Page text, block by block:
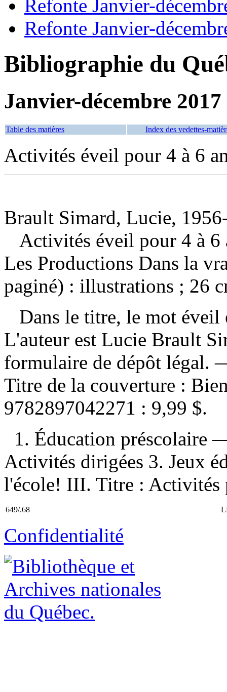
Refonte Janvier-
Refonte Janvier-
Bibliographie du
Janvier-décembre 2017
Table des matières Index des vedettes-
Activités éveil pour 4 à 6
Brault Simard, Lucie,
Activités éveil pour 4 à 6
Les Productions Dans la
paginé) : illustrations ; 26
Dans le titre, le mot
L'auteur est Lucie Brault
formulaire de dépôt légal.
Titre de la couverture :
9782897042271 : 9,99 $.
1. Éducation préscolaire
Activités dirigées 3. Jeux
l'école! III. Titre : Activités
649/.68
Confidentialité